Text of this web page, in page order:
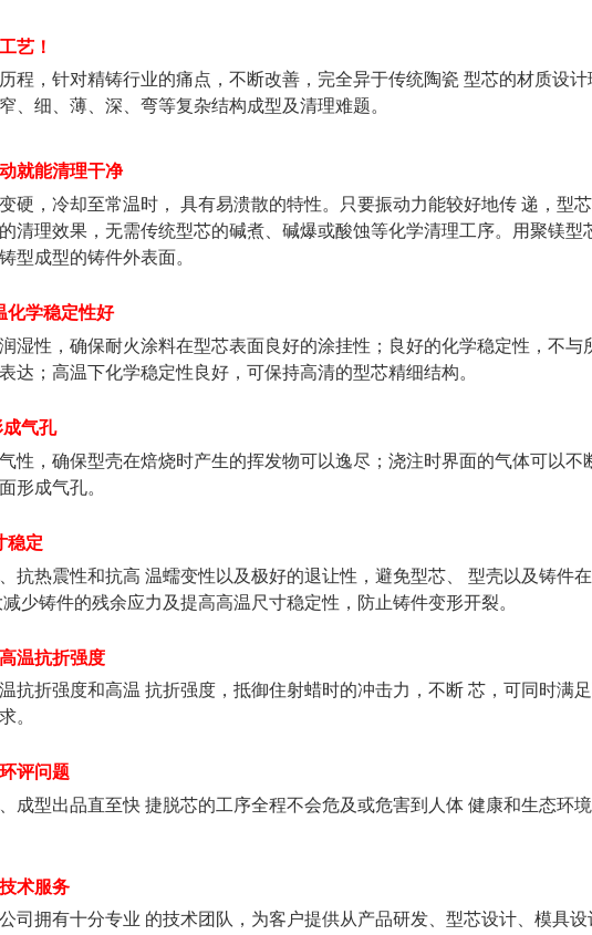
艺！
程，针对精铸行业的痛点，不断改善，完全异于传统陶瓷 型芯的材质设计
、细、薄、深、弯等复杂结构成型及清理难题。
就能清理干净
硬，冷却至常温时， 具有易溃散的特性。只要振动力能较好地传 递，型
清理效果，无需传统型芯的碱煮、碱爆或酸蚀等化学清理工序。用聚镁型
型成型的铸件外表面。
化学稳定性好
湿性，确保耐火涂料在型芯表面良好的涂挂性；良好的化学稳定性，不与
达；高温下化学稳定性良好，可保持高清的型芯精细结构。
气孔
性，确保型壳在焙烧时产生的挥发物可以逸尽；浇注时界面的气体可以不
形成气孔。
稳定
抗热震性和抗高 温蠕变性以及极好的退让性，避免型芯、 型壳以及铸件
少铸件的残余应力及提高高温尺寸稳定性，防止铸件变形开裂。
温抗折强度
抗折强度和高温 抗折强度，抵御住射蜡时的冲击力，不断 芯，可同时满
。
评问题
成型出品直至快 捷脱芯的工序全程不会危及或危害到人体 健康和生态环境
术服务
司拥有十分专业 的技术团队，为客户提供从产品研发、型芯设计、模具设